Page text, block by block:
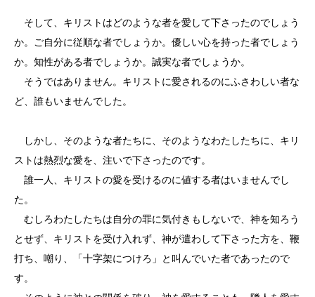
そして、キリストはどのような者を愛して下さったのでしょう
か。ご自分に従順な者でしょうか。優しい心を持った者でしょう
か。知性がある者でしょうか。誠実な者でしょうか。
そうではありません。キリストに愛されるのにふさわしい者な
ど、誰もいませんでした。
しかし、そのような者たちに、そのようなわたしたちに、キリ
ストは熱烈な愛を、注いで下さったのです。
誰一人、キリストの愛を受けるのに値する者はいませんでし
た。
むしろわたしたちは自分の罪に気付きもしないで、神を知ろう
とせず、キリストを受け入れず、神が遣わして下さった方を、鞭
打ち、嘲り、「十字架につけろ」と叫んでいた者であったので
す。